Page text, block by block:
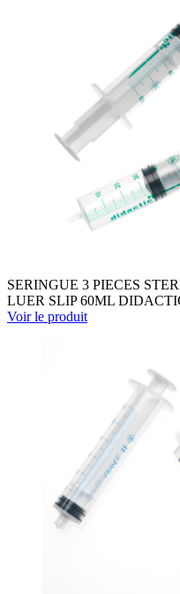
SERINGUE 3 PIECES
LUER SLIP 60ML
Voir le produit